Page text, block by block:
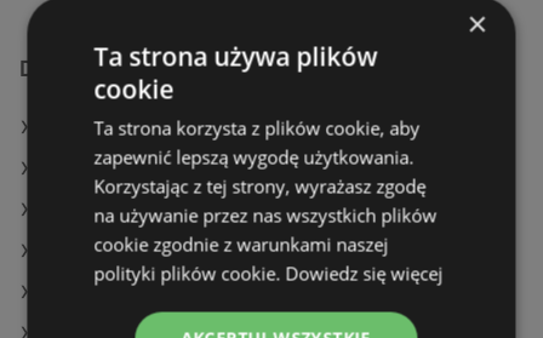
Dodatkowe łącza
Oferty Rossmann
Oferty Super-Pharm
Oferty Drogeria Jasmin
Aktualne gazetki Natura Drogerie
Aktualne gazetki Drogeria Jasmin
×
Ta strona używa plików
cookie
Ta strona korzysta z plików cookie, aby
zapewnić lepszą wygodę użytkowania.
Korzystając z tej strony, wyrażasz zgodę
na używanie przez nas wszystkich plików
cookie zgodnie z warunkami naszej
polityki plików cookie. Dowiedz się więcej